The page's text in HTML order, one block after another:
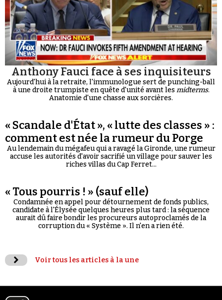
Anthony Fauci face à ses inquisiteurs
Aujourd'hui à la retraite, l'immunologue sert de punching-ball
à une droite trumpiste en quête d'unité avant les midterms.
Anatomie d'une chasse aux sorcières.
« Scandale d'État », « lutte des classes » :
comment est née la rumeur du Porge
Au lendemain du mégafeu qui a ravagé la Gironde, une rumeur
accuse les autorités d'avoir sacrifié un village pour sauver les
riches villas du Cap Ferret...
« Tous pourris ! » (sauf elle)
Condamnée en appel pour détournement de fonds publics,
candidate à l'Élysée quelques heures plus tard : la séquence
aurait dû faire bondir les procureurs autoproclamés de la
corruption du « Système ». Il n'en a rien été.
Voir tous les articles à la une